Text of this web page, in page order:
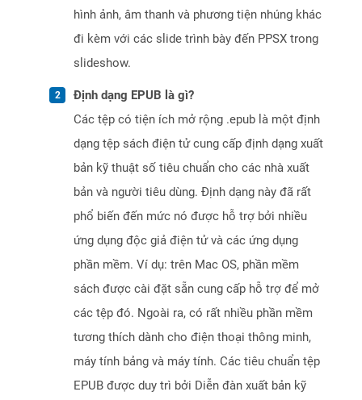
hình ảnh, âm thanh và phương tiện nhúng khác
đi kèm với các slide trình bày đến PPSX trong
slideshow.
Định dạng EPUB là gì?
Các tệp có tiện ích mở rộng .epub là một định
dạng tệp sách điện tử cung cấp định dạng xuất
bản kỹ thuật số tiêu chuẩn cho các nhà xuất
bản và người tiêu dùng. Định dạng này đã rất
phổ biến đến mức nó được hỗ trợ bởi nhiều
ứng dụng độc giả điện tử và các ứng dụng
phần mềm. Ví dụ: trên Mac OS, phần mềm
sách được cài đặt sẵn cung cấp hỗ trợ để mở
các tệp đó. Ngoài ra, có rất nhiều phần mềm
tương thích dành cho điện thoại thông minh,
máy tính bảng và máy tính. Các tiêu chuẩn tệp
EPUB được duy trì bởi Diễn đàn xuất bản kỹ